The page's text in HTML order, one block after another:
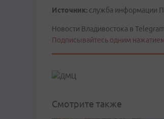
Источник: служба информации
Новости Владивостока в
Подписывайтесь одним
Смотрите также